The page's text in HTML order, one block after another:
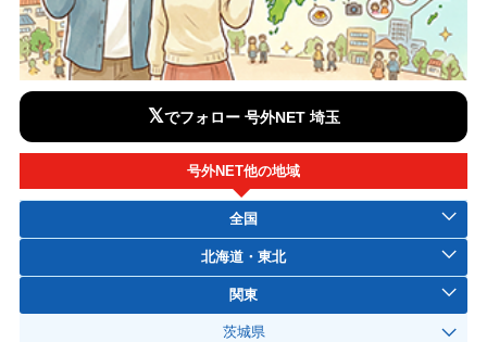
𝕏でフォロー 号外NET 埼玉
号外NET他の地域
全国
北海道・東北
関東
茨城県